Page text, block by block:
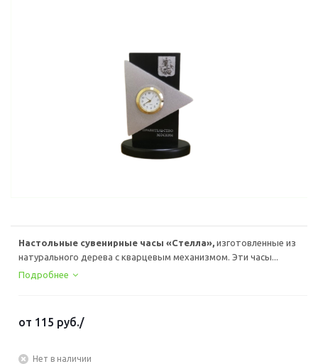
Настольные сувенирные часы «Стелла», изготовленные из
натурального дерева с кварцевым механизмом. Эти часы...
Подробнее
от 115 руб./
Нет в наличии